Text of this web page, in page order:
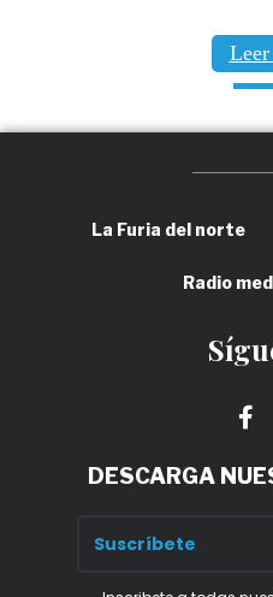
Leer
La Furia del norte
Radio
DESCARGA